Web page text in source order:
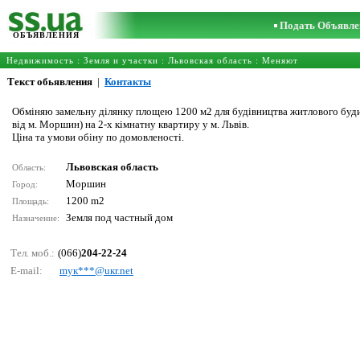
ОБЪЯВЛЕНИЯ
Подать
Недвижимость : Земля и участки : Львовская область : Меняют
Текст обьявления | Контакты
Обміняю замельну ділянку площею 1200 м2 для будівництва житлового
від м. Моршин) на 2-х кімнатну квартиру у м. Львів.
Ціна та умови обіну по домовленості.
Область: Львовская область
Город: Моршин
Площадь: 1200 m2
Назначение: Земля под частный дом
Тел. моб.: (066)204-22-24
E-mail:
myк***@uкr.nеt